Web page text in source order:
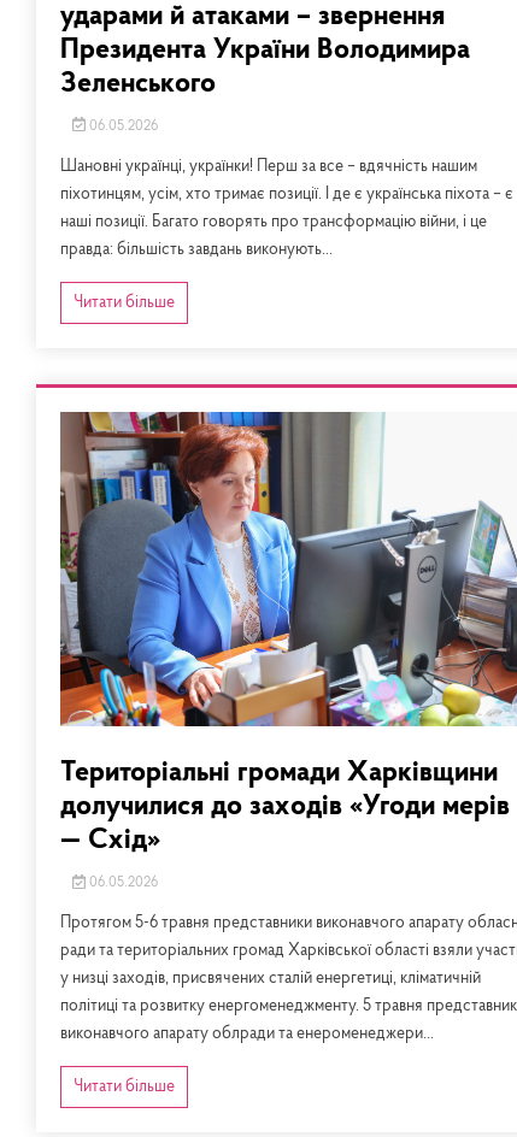
ударами й атаками – звернення
Президента України Володимира
Зеленського
06.05.2026
Шановні українці, українки! Перш за все – вдячність нашим
піхотинцям, усім, хто тримає позиції. І де є українська піхота – є
наші позиції. Багато говорять про трансформацію війни, і це
правда: більшість завдань виконують...
Читати більше
Територіальні громади Харківщини
долучилися до заходів «Угоди мерів
— Схід»
06.05.2026
Протягом 5-6 травня представники виконавчого апарату
ради та територіальних громад Харківської області взяли
у низці заходів, присвячених сталій енергетиці, кліматичній
політиці та розвитку енергоменеджменту. 5 травня
виконавчого апарату облради та енероменеджери...
Читати більше